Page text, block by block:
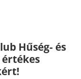
Hűség- és